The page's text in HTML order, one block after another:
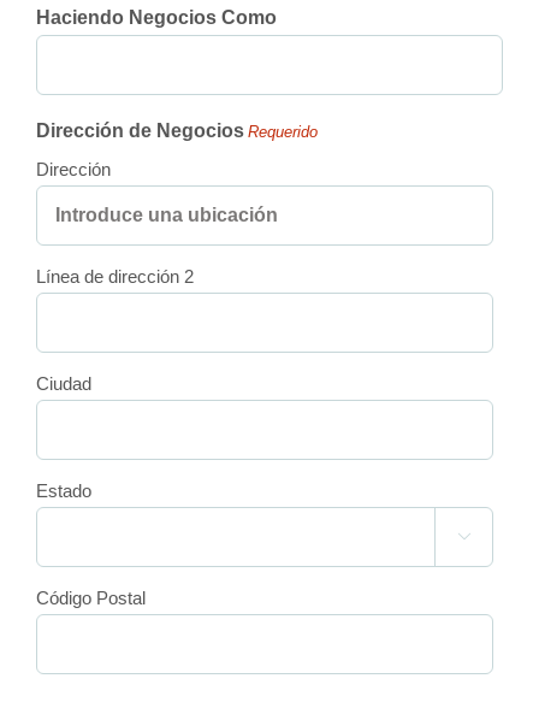
Haciendo Negocios Como
Dirección de Negocios Requerido
Dirección
Línea de dirección 2
Ciudad
Estado

Código Postal